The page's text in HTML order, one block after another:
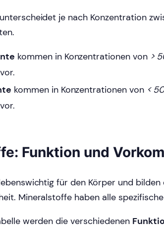
je nach Konzentration
kommen in Konzentrationen von >
kommen in Konzentrationen von <
Funktion und
für den Körper und bilden
Mineralstoffe haben alle
werden die verschiedenen